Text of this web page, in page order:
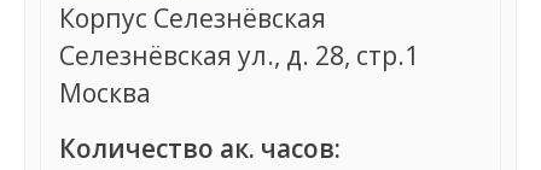
Корпус Селезнёвская
Селезнёвская ул., д. 28, стр.1
Москва
Количество ак. часов: